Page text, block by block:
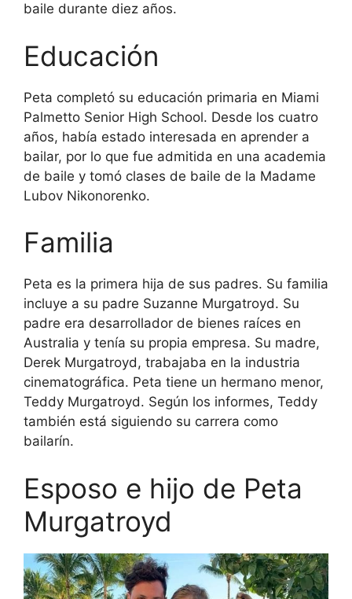
baile durante diez años.
Educación
Peta completó su educación primaria en Miami
Palmetto Senior High School. Desde los cuatro
años, había estado interesada en aprender a
bailar, por lo que fue admitida en una academia
de baile y tomó clases de baile de la Madame
Lubov Nikonorenko.
Familia
Peta es la primera hija de sus padres. Su familia
incluye a su padre Suzanne Murgatroyd. Su
padre era desarrollador de bienes raíces en
Australia y tenía su propia empresa. Su madre,
Derek Murgatroyd, trabajaba en la industria
cinematográfica. Peta tiene un hermano menor,
Teddy Murgatroyd. Según los informes, Teddy
también está siguiendo su carrera como
bailarín.
Esposo e hijo de Peta
Murgatroyd